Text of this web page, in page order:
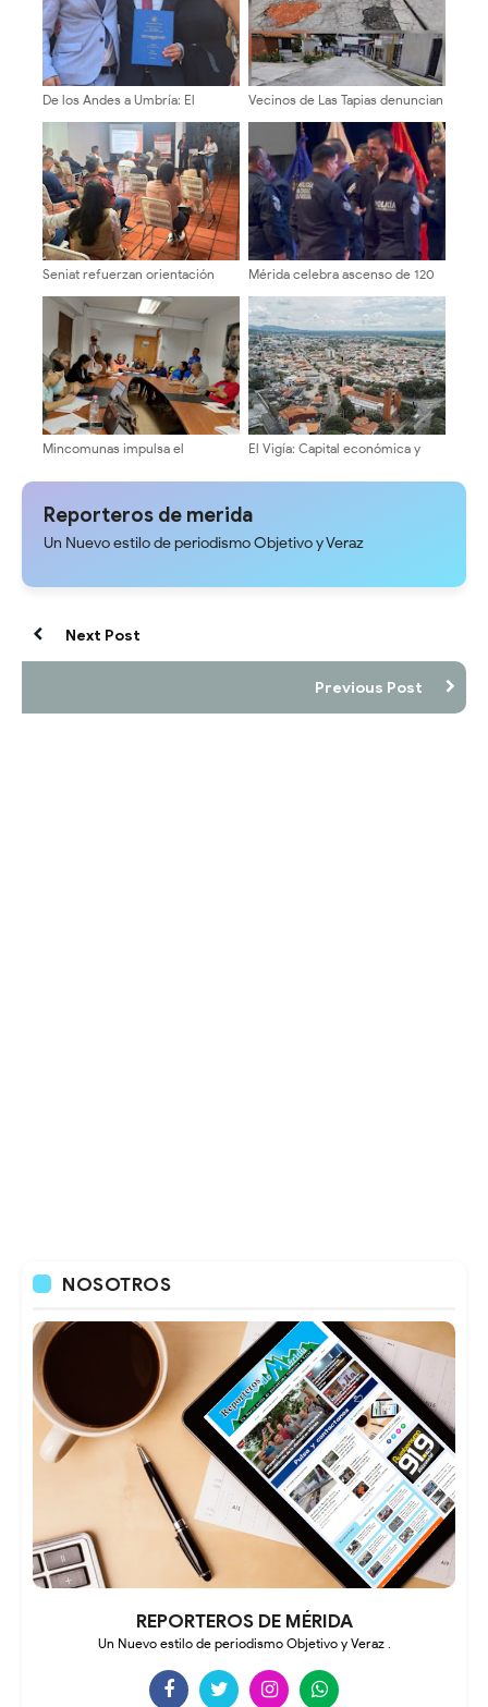
De los Andes a Umbría: El
en Italia descifrando el origen
de la arepa andina
Vecinos de Las Tapias denuncian
asfaltado urgente
Seniat refuerzan orientación
mediante verificaciones y
charlas educativas en Mérida
Mérida celebra ascenso de 120
Mincomunas impulsa el
plan de actualización y atención
El Vigía: Capital económica y
Reporteros de merida
Un Nuevo estilo de periodismo Objetivo y Veraz
Next Post
Previous Post
NOSOTROS
REPORTEROS DE MÉRIDA
Un Nuevo estilo de periodismo Objetivo y Veraz .